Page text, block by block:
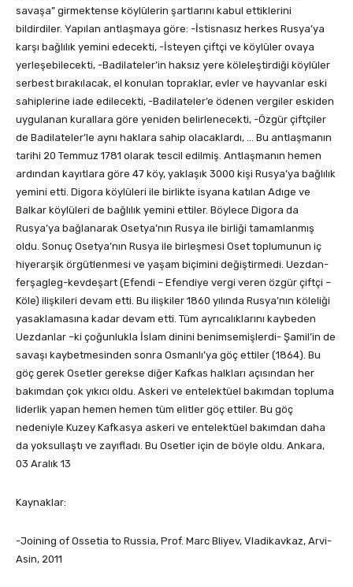
savaşa” girmektense köylülerin şartlarını kabul ettiklerini
bildirdiler. Yapılan antlaşmaya göre: -İstisnasız herkes Rusya’ya
karşı bağlılık yemini edecekti, -İsteyen çiftçi ve köylüler ovaya
yerleşebilecekti, -Badilateler’in haksız yere köleleştirdiği köylüler
serbest bırakılacak, el konulan topraklar, evler ve hayvanlar eski
sahiplerine iade edilecekti, -Badilateler’e ödenen vergiler eskiden
uygulanan kurallara göre yeniden belirlenecekti, -Özgür çiftçiler
de Badilateler’le aynı haklara sahip olacaklardı, … Bu antlaşmanın
tarihi 20 Temmuz 1781 olarak tescil edilmiş. Antlaşmanın hemen
ardından kayıtlara göre 47 köy, yaklaşık 3000 kişi Rusya’ya bağlılık
yemini etti. Digora köylüleri ile birlikte isyana katılan Adıge ve
Balkar köylüleri de bağlılık yemini ettiler. Böylece Digora da
Rusya’ya bağlanarak Osetya’nın Rusya ile birliği tamamlanmış
oldu. Sonuç Osetya’nın Rusya ile birleşmesi Oset toplumunun iç
hiyerarşik örgütlenmesi ve yaşam biçimini değiştirmedi. Uezdan-
ferşagleg-kevdeşart (Efendi – Efendiye vergi veren özgür çiftçi –
Köle) ilişkileri devam etti. Bu ilişkiler 1860 yılında Rusya’nın köleliği
yasaklamasına kadar devam etti. Tüm ayrıcalıklarını kaybeden
Uezdanlar –ki çoğunlukla İslam dinini benimsemişlerdi- Şamil’in de
savaşı kaybetmesinden sonra Osmanlı’ya göç ettiler (1864). Bu
göç gerek Osetler gerekse diğer Kafkas halkları açısından her
bakımdan çok yıkıcı oldu. Askeri ve entelektüel bakımdan topluma
liderlik yapan hemen hemen tüm elitler göç ettiler. Bu göç
nedeniyle Kuzey Kafkasya askeri ve entelektüel bakımdan daha
da yoksullaştı ve zayıfladı. Bu Osetler için de böyle oldu. Ankara,
03 Aralık 13
Kaynaklar:
-Joining of Ossetia to Russia, Prof. Marc Bliyev, Vladikavkaz, Arvi-
Asin, 2011